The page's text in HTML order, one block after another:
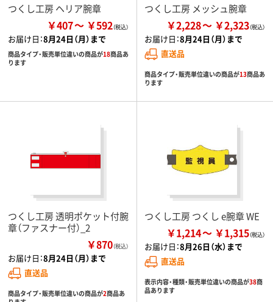
つくし工房 ヘリア腕章
￥407 ￥592
お届け日：8月24日（月）まで
商品タイプ・販売単位違いの商品が18商品あ
ります
つくし工房 メッシュ腕章
￥2,228 ￥2,323
お届け日：8月24日（月）まで
直送品
商品タイプ・販売単位違いの商品が13商品あ
ります
つくし工房 透明ポケット付腕
章（ファスナー付）_2
￥870（税込）
お届け日：8月24日（月）まで
直送品
商品タイプ・販売単位違いの商品が2商品あ
つくし工房 つくし e腕章 WE
￥1,214 ￥1,315
お届け日：8月26日（水）まで
直送品
表示内容・種類・販売単位違いの商品が38商
品あります